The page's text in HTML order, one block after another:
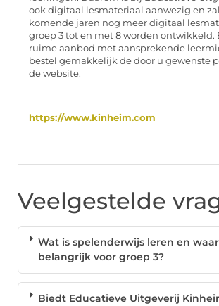
ook digitaal lesmateriaal aanwezig en
komende jaren nog meer digitaal
groep 3 tot en met 8 worden ontwikkeld.
ruime aanbod met aansprekende
bestel gemakkelijk de door u gewenste
de website.
https://www.kinheim.com
Veelgestelde
Wat is spelenderwijs leren en
belangrijk voor groep 3?
Biedt Educatieve Uitgeverij